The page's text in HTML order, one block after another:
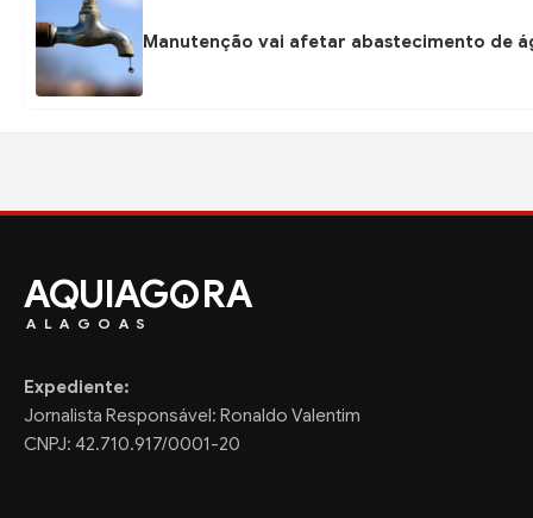
Manutenção vai afetar abastecimento de
AQUIAG RA
ALAGOAS
Expediente:
Jornalista Responsável: Ronaldo Valentim
CNPJ: 42.710.917/0001-20